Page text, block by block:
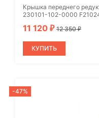
Крышка переднего
230101-102-0000
11 120 ₽ 12 350₽
КУПИТЬ
-47%